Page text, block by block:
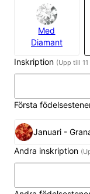
Med
Diamant
Inskription (Upp till 11
Första
Januari -
Andra inskription